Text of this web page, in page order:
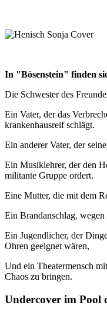
In "Bösenstein" finden
Die Schwester des
Ein Vater, der das
krankenhausreif schlägt.
Ein anderer Vater, der
Ein Musiklehrer, der den
militante Gruppe ordert.
Eine Mutter, die mit dem
Ein Brandanschlag,
Ein Jugendlicher, der
Ohren geeignet wären,
Und ein Theatermensch
Chaos zu bringen.
Undercover im Pool